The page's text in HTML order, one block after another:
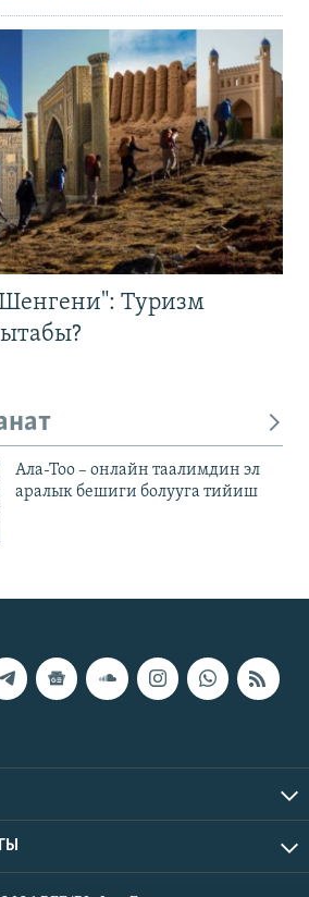
Туризм
Ала-Тоо – онлайн таалимдин эл
аралык бешиги болууга тийиш